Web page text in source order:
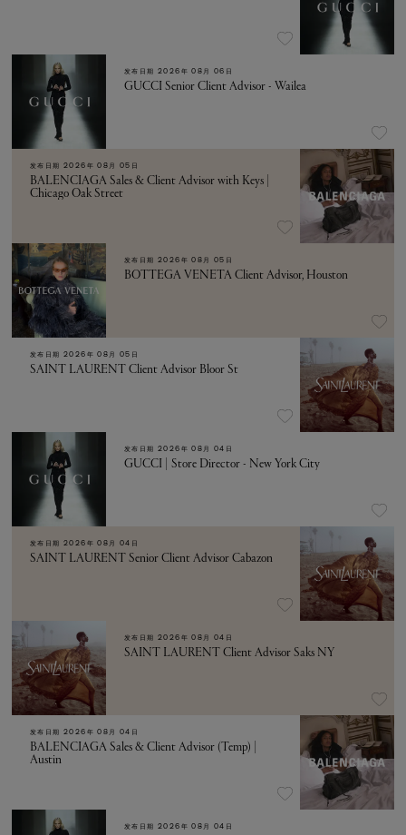
发布日期 2026年 08月 06日
GUCCI Senior Client Advisor - Wailea
发布日期 2026年 08月 05日
BALENCIAGA Sales & Client Advisor with Keys |
Chicago Oak Street
发布日期 2026年 08月 05日
BOTTEGA VENETA Client Advisor, Houston
发布日期 2026年 08月 05日
SAINT LAURENT Client Advisor Bloor St
发布日期 2026年 08月 04日
GUCCI | Store Director - New York City
发布日期 2026年 08月 04日
SAINT LAURENT Senior Client Advisor Cabazon
发布日期 2026年 08月 04日
SAINT LAURENT Client Advisor Saks NY
发布日期 2026年 08月 04日
BALENCIAGA Sales & Client Advisor (Temp) |
Austin
发布日期 2026年 08月 04日